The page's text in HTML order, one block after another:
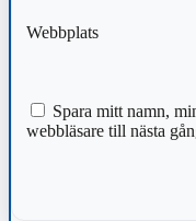
Webbplats
Spara mitt namn,
webbläsare till nästa